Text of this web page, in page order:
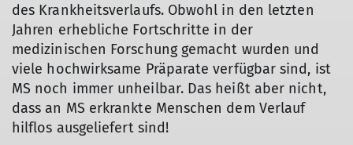
des Krankheitsverlaufs. Obwohl in den letzten
Jahren erhebliche Fortschritte in der
medizinischen Forschung gemacht wurden und
viele hochwirksame Präparate verfügbar sind, ist
MS noch immer unheilbar. Das heißt aber nicht,
dass an MS erkrankte Menschen dem Verlauf
hilflos ausgeliefert sind!